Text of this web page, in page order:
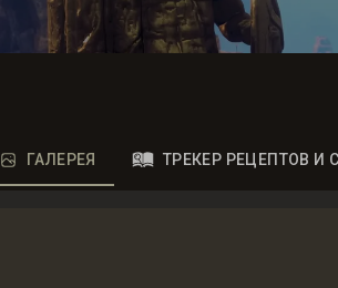
ГАЛЕРЕЯ ТРЕКЕР РЕЦЕПТОВ И